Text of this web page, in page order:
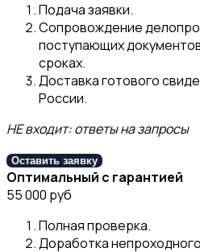
Подача заявки.
Сопровождение
поступающих
сроках.
Доставка готового
России.
НЕ входит: ответы на запросы
Оставить заявку
Оптимальный с гарантией
55 000 руб
Полная проверка.
Доработка